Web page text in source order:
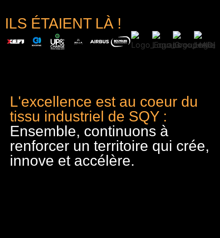
ILS ÉTAIENT LÀ !
L'excellence est au coeur du
tissu industriel de SQY :
Ensemble, continuons à
renforcer un territoire qui crée,
innove et accélère.